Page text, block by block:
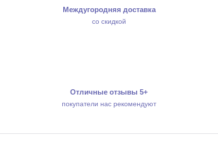
Междугородняя доставка
со скидкой
Отличные отзывы 5+
покупатели нас рекомендуют